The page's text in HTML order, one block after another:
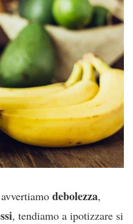
debolezza,
, tendiamo a ipotizzare si